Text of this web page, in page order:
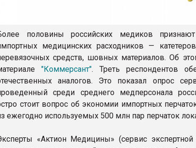
половины российских медиков
медицинских расходников —
средств, шовных материалов. Об
"Коммерсант". Треть респондентов
аналогов. Это показал опрос
среди среднего медперсонала
стоит вопрос об экономии импортных
ежегодно используемых 500 млн пар перчаток
«Актион Медицины» (сервис